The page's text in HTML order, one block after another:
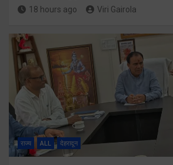
18 hours ago Viri Gairola
राज्य ALL देहरादून